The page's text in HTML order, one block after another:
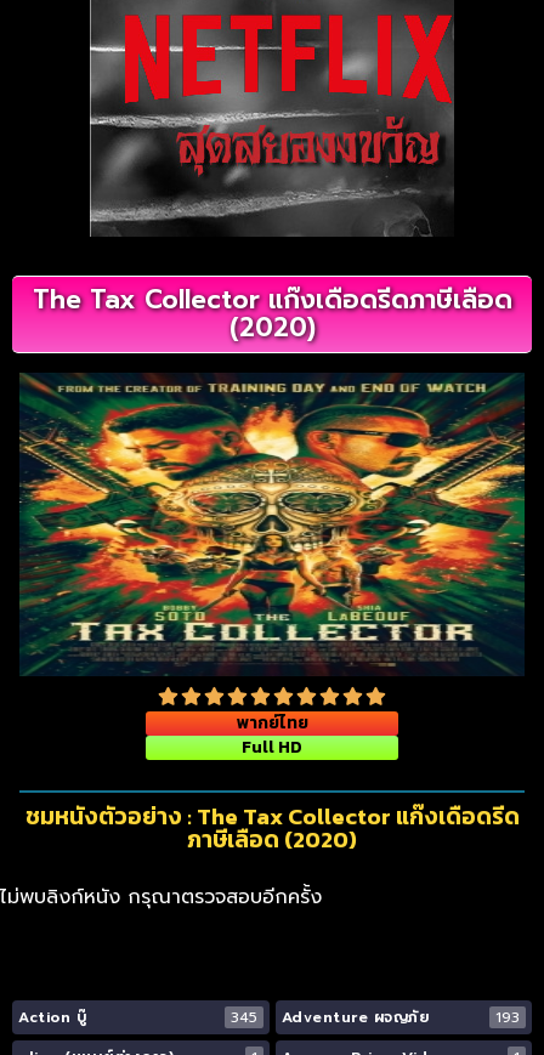
The Tax Collector แก๊งเดือดรีดภาษีเลือด
(2020)
พากย์ไทย
Full HD
ชมหนังตัวอย่าง : The Tax Collector แก๊งเดือดรีด
ภาษีเลือด (2020)
ไม่พบลิงก์หนัง กรุณาตรวจสอบอีกครั้ง
Action บู๊ 345 Adventure ผจญภัย
193